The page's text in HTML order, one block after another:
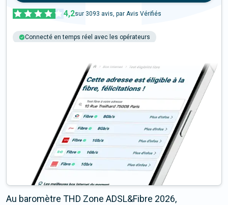
4,2sur 3093 avis, par Avis Vérifiés
Connecté en temps réel avec les opérateurs
Au baromètre THD Zone ADSL&Fibre 2026,